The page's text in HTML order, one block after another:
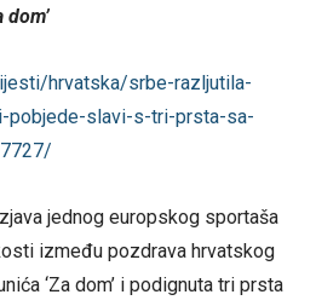
dom’
hrvatska/srbe-razljutila-
pobjede-slavi-s-tri-prsta-sa-
jednog europskog sportaša
između pozdrava hrvatskog
‘Za dom’ i podignuta tri prsta